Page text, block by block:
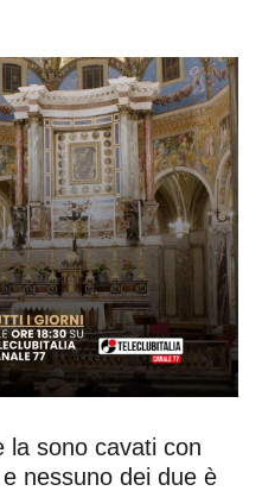
la sono cavati con
nessuno dei due è